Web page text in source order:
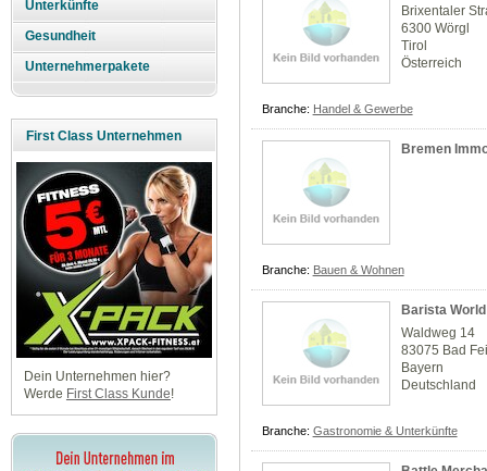
Unterkünfte
Gesundheit
Unternehmerpakete
First Class Unternehmen
Dein Unternehmen hier?
Werde First Class Kunde!
Brixentaler
6300 Wörgl
Tirol
Österreich
Branche: Handel & Gewerbe
Bremen
Branche: Bauen & Wohnen
Barista World
Waldweg 14
83075 Bad
Bayern
Deutschland
Branche: Gastronomie & Unterkünfte